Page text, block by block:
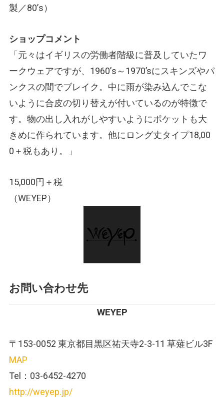
製／80’s）
ショップコメント
「元々はイギリスの労働者階級に普及していたワ
ークウェアですが、1960’s～1970’sにスキンズやパ
ンクスの間でブレイク。中に雨が染み込んでこな
いように合皮の切り替えが付いているのが特徴で
す。物の出し入れがしやすいようにポケットも大
きめに作られています。他にロング丈タイプ18,00
0＋税もあり。」
15,000円＋税
（WEYEP）
お問い合わせ先
WEYEP
〒153-0052 東京都目黒区祐天寺2-3-11 草薙ビル3F
MAP
Tel：03-6452-4270
http://weyep.jp/